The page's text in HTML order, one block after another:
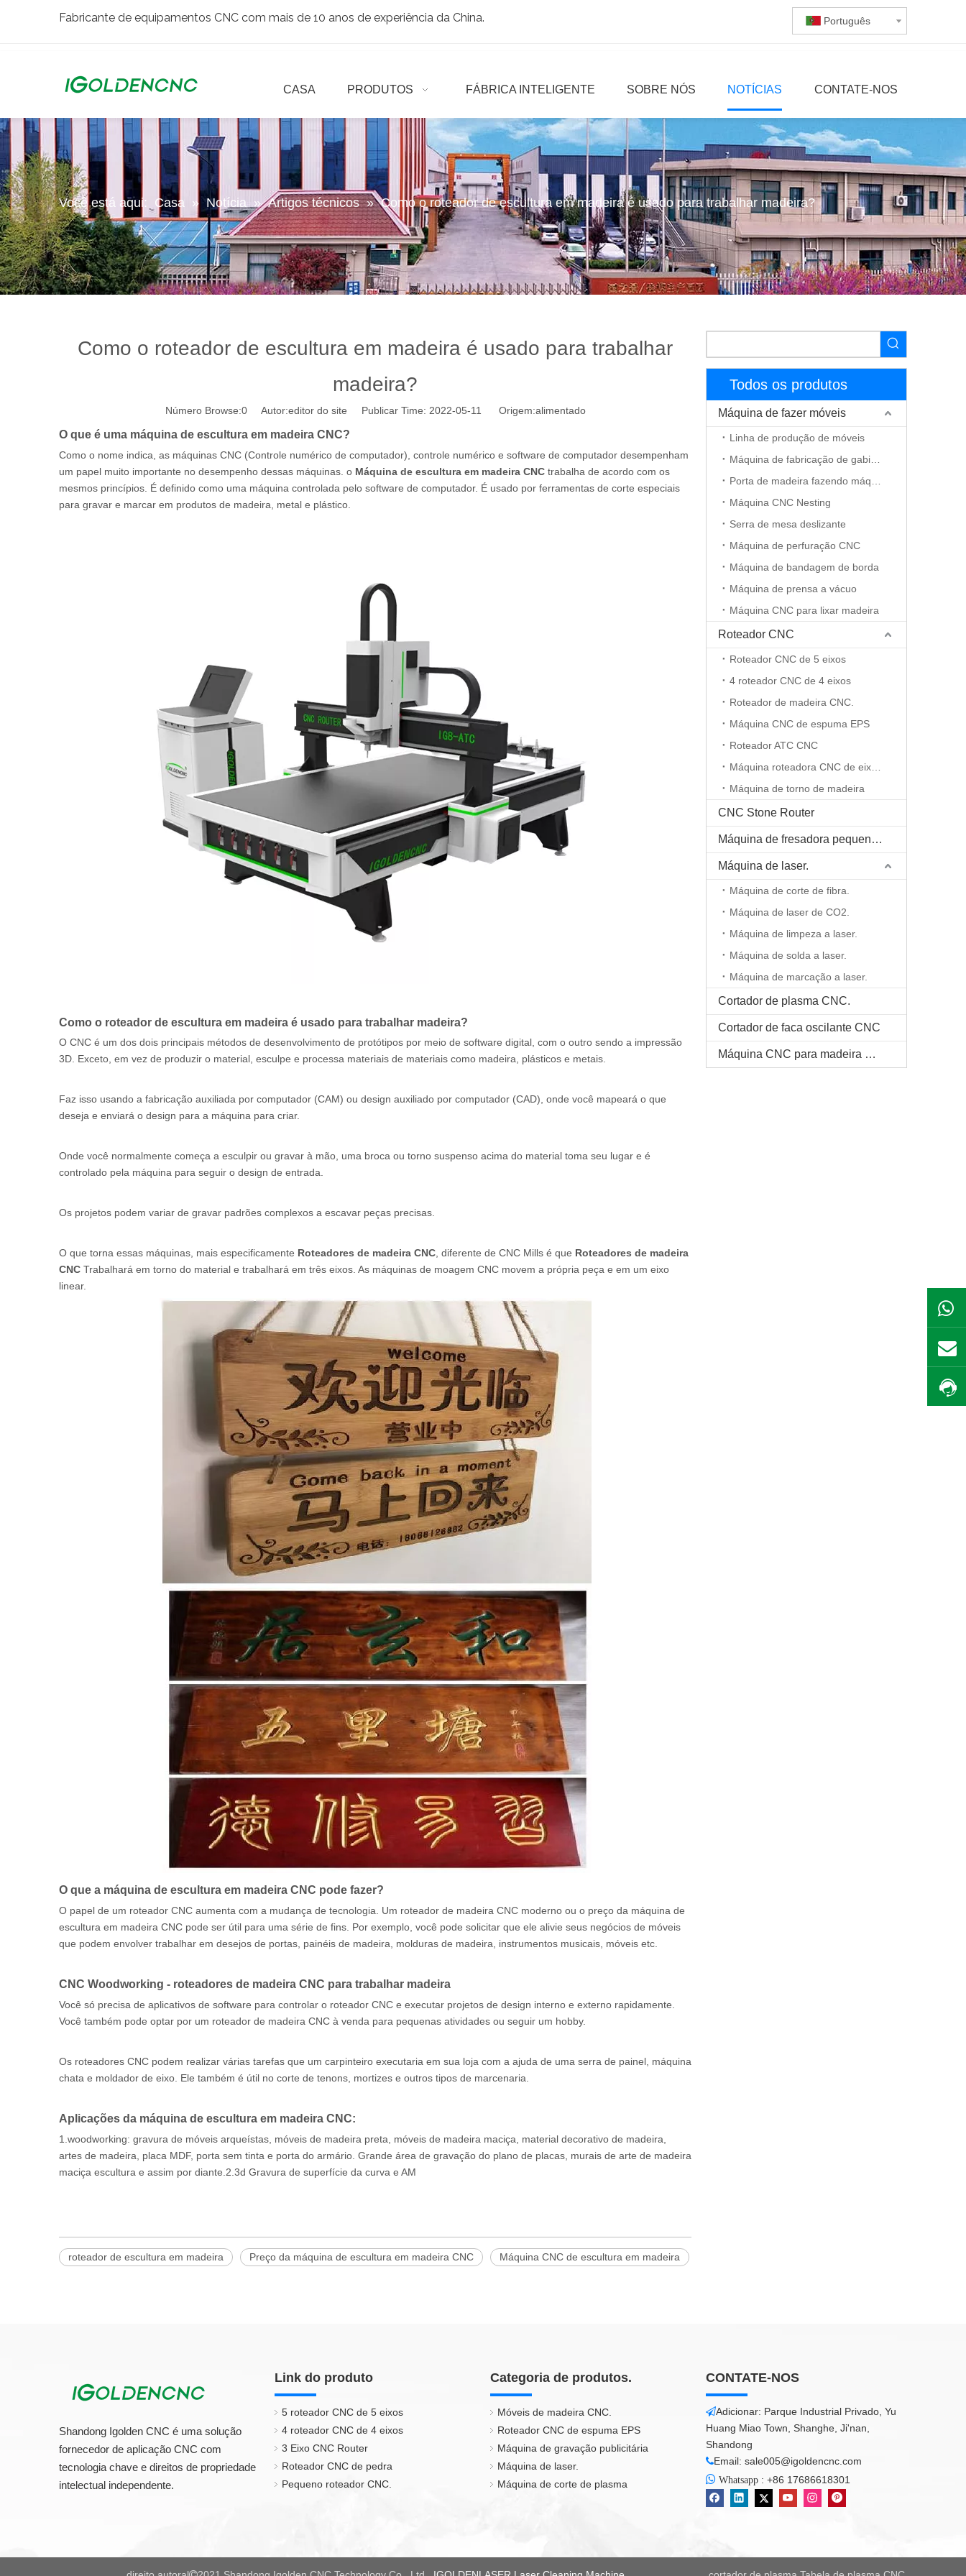
Fabricante de equipamentos CNC com mais de 10 anos de experiência da China. Português
CASA PRODUTOS FÁBRICA INTELIGENTE SOBRE NÓS NOTÍCIAS CONTATE-NOS
Você está aqui: Casa » Notícia » Artigos técnicos » Como o roteador de escultura em madeira é usado para trabalhar madeira?
Como o roteador de escultura em madeira é usado para trabalhar
madeira?
Número Browse:0Autor:editor do site Publicar Time: 2022-05-11 Origem:alimentado
O que é uma máquina de escultura em madeira CNC?
Como o nome indica, as máquinas CNC (Controle numérico de computador), controle numérico e software de computador desempenham
um papel muito importante no desempenho dessas máquinas. o Máquina de escultura em madeira CNC trabalha de acordo com os
mesmos princípios. É definido como uma máquina controlada pelo software de computador. É usado por ferramentas de corte especiais
para gravar e marcar em produtos de madeira, metal e plástico.
Como o roteador de escultura em madeira é usado para trabalhar madeira?
O CNC é um dos dois principais métodos de desenvolvimento de protótipos por meio de software digital, com o outro sendo a impressão
3D. Exceto, em vez de produzir o material, esculpe e processa materiais de materiais como madeira, plásticos e metais.
Faz isso usando a fabricação auxiliada por computador (CAM) ou design auxiliado por computador (CAD), onde você mapeará o que
deseja e enviará o design para a máquina para criar.
Onde você normalmente começa a esculpir ou gravar à mão, uma broca ou torno suspenso acima do material toma seu lugar e é
controlado pela máquina para seguir o design de entrada.
Os projetos podem variar de gravar padrões complexos a escavar peças precisas.
O que torna essas máquinas, mais especificamente Roteadores de madeira CNC , diferente de CNC Mills é que Roteadores de madeira
CNC Trabalhará em torno do material e trabalhará em três eixos. As máquinas de moagem CNC movem a própria peça e em um eixo
linear.
O que a máquina de escultura em madeira CNC pode fazer?
O papel de um roteador CNC aumenta com a mudança de tecnologia. Um roteador de madeira CNC moderno ou o preço da máquina de
escultura em madeira CNC pode ser útil para uma série de fins. Por exemplo, você pode solicitar que ele alivie seus negócios de móveis
que podem envolver trabalhar em desejos de portas, painéis de madeira, molduras de madeira, instrumentos musicais, móveis etc.
CNC Woodworking - roteadores de madeira CNC para trabalhar madeira
Você só precisa de aplicativos de software para controlar o roteador CNC e executar projetos de design interno e externo rapidamente.
Você também pode optar por um roteador de madeira CNC à venda para pequenas atividades ou seguir um hobby.
Os roteadores CNC podem realizar várias tarefas que um carpinteiro executaria em sua loja com a ajuda de uma serra de painel, máquina
chata e moldador de eixo. Ele também é útil no corte de tenons, mortizes e outros tipos de marcenaria.
Aplicações da máquina de escultura em madeira CNC:
1.woodworking: gravura de móveis arqueístas, móveis de madeira preta, móveis de madeira maciça, material decorativo de madeira,
artes de madeira, placa MDF, porta sem tinta e porta do armário. Grande área de gravação do plano de placas, murais de arte de madeira
maciça escultura e assim por diante.2.3d Gravura de superfície da curva e AM
roteador de escultura em madeira Preço da máquina de escultura em madeira CNC Máquina CNC de escultura em madeira
Todos os produtos
Máquina de fazer móveis
Linha de produção de móveis
Máquina CNC Nesting
Serra de mesa deslizante
Máquina de perfuração CNC
Máquina de bandagem de borda
Máquina de prensa a vácuo
Máquina CNC para lixar madeira
Roteador CNC
Roteador CNC de 5 eixos
4 roteador CNC de 4 eixos
Roteador de madeira CNC.
Máquina CNC de espuma EPS
Roteador ATC CNC
Máquina de torno de madeira
CNC Stone Router
Máquina de fresadora pequena CNC
Máquina de laser.
Máquina de corte de fibra.
Máquina de laser de CO2.
Máquina de limpeza a laser.
Máquina de solda a laser.
Máquina de marcação a laser.
Cortador de plasma CNC.
Cortador de faca oscilante CNC
Máquina CNC para madeira maciça
Shandong Igolden CNC é uma solução
fornecedor de aplicação CNC com
tecnologia chave e direitos de propriedade
intelectual independente.
Link do produto
5 roteador CNC de 5 eixos
4 roteador CNC de 4 eixos
3 Eixo CNC Router
Roteador CNC de pedra
Pequeno roteador CNC.
Categoria de produtos.
Móveis de madeira CNC.
Roteador CNC de espuma EPS
Máquina de gravação publicitária
Máquina de laser.
Máquina de corte de plasma
CONTATE-NOS
Adicionar: Parque Industrial Privado, Yu
Huang Miao Town, Shanghe, Ji'nan,
Shandong
Email: sale005@igoldencnc.com
 Whatsapp : +86 17686618301